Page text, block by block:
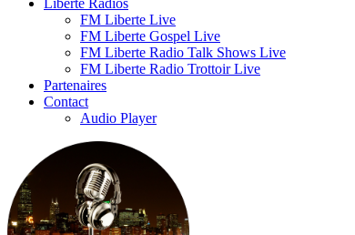
Liberte Radios
FM Liberte Live
FM Liberte Gospel Live
FM Liberte Radio Talk Shows Live
FM Liberte Radio Trottoir Live
Partenaires
Contact
Audio Player